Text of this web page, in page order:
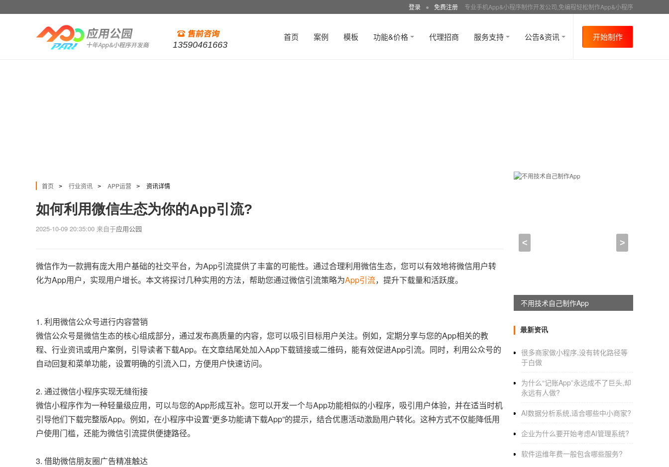
登录 ● 免费注册 专业手机App&小程序制作开发公司,免编程轻松制作App&小程序
13590461663
首页 案例 模板 功能&价格 代理招商 服务支持 公告&资讯 开始制作
首页 > 行业资讯 > APP运营 > 资讯详情
如何利用微信生态为你的App引流?
2025-10-09 20:35:00 来自于应用公园
微信作为一款拥有庞大用户基础的社交平台，为App引流提供了丰富的可能性。通过合理利用微信生态，您可以有效地将微信用户转
化为App用户，实现用户增长。本文将探讨几种实用的方法，帮助您通过微信引流策略为App引流，提升下载量和活跃度。
1. 利用微信公众号进行内容营销
微信公众号是微信生态的核心组成部分，通过发布高质量的内容，您可以吸引目标用户关注。例如，定期分享与您的App相关的教
程、行业资讯或用户案例，引导读者下载App。在文章结尾处加入App下载链接或二维码，能有效促进App引流。同时，利用公众号的
自动回复和菜单功能，设置明确的引流入口，方便用户快速访问。
2. 通过微信小程序实现无缝衔接
微信小程序作为一种轻量级应用，可以与您的App形成互补。您可以开发一个与App功能相似的小程序，吸引用户体验，并在适当时机
引导他们下载完整版App。例如，在小程序中设置“更多功能请下载App”的提示，结合优惠活动激励用户转化。这种方式不仅能降低用
户使用门槛，还能为微信引流提供便捷路径。
3. 借助微信朋友圈广告精准触达
< >
不用技术自己制作App
最新资讯
很多商家做小程序,没有转化路径等
于白做
为什么“记账App”永远成不了巨头,却
永远有人做?
AI数据分析系统,适合哪些中小商家?
企业为什么要开始考虑AI管理系统?
软件运维年费一般包含哪些服务?